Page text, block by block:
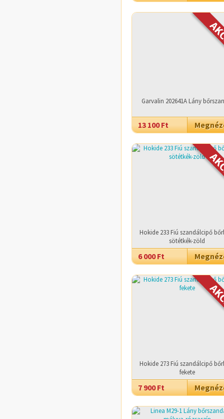
Garvalin 202641A Lány
13 100 Ft
Hokide 233 Fiú szandálcipő
sötétkék-zöld
6 000 Ft
Hokide 273 Fiú szandálcipő
fekete
7 900 Ft